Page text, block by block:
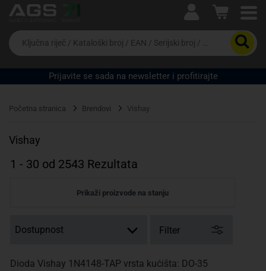
Ova postavka prilagođava asortiman proizvoda i
cijene vašim potrebama.
Da
biste
potražili
proizvod,
unesite
riječ,
EAN
serijski
Prijavite se sada na newsletter i profitirajte
Početna stranica Brendovi Vishay
Vishay
1 - 30 od 2543 Rezultata
Prikaži proizvode na stanju
Filter
Dioda Vishay 1N4148-TAP vrsta kućišta: DO-35